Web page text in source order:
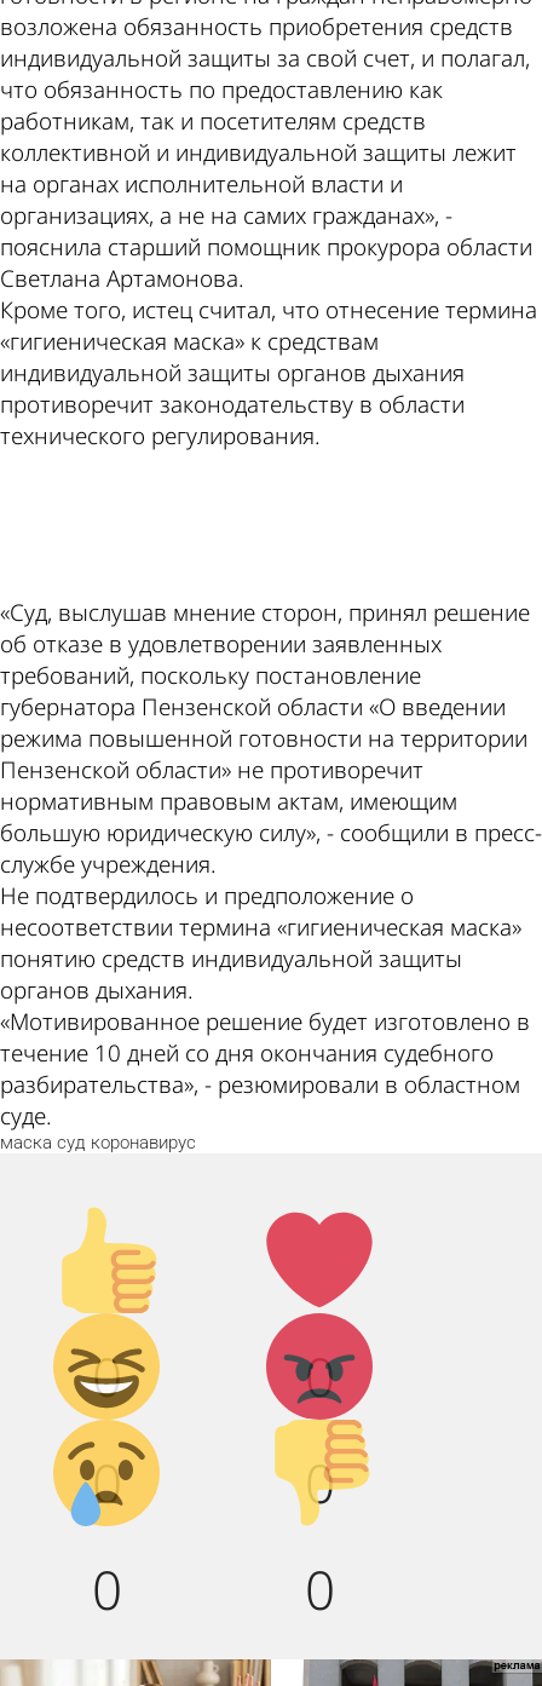
возложена обязанность приобретения средств
индивидуальной защиты за свой счет, и полагал,
что обязанность по предоставлению как
работникам, так и посетителям средств
коллективной и индивидуальной защиты лежит
на органах исполнительной власти и
организациях, а не на самих гражданах», -
пояснила старший помощник прокурора области
Светлана Артамонова.
Кроме того, истец считал, что отнесение термина
«гигиеническая маска» к средствам
индивидуальной защиты органов дыхания
противоречит законодательству в области
технического регулирования.
«Суд, выслушав мнение сторон, принял решение
об отказе в удовлетворении заявленных
требований, поскольку постановление
губернатора Пензенской области «О введении
режима повышенной готовности на территории
Пензенской области» не противоречит
нормативным правовым актам, имеющим
большую юридическую силу», - сообщили в пресс-
службе учреждения.
Не подтвердилось и предположение о
несоответствии термина «гигиеническая маска»
понятию средств индивидуальной защиты
органов дыхания.
«Мотивированное решение будет изготовлено в
течение 10 дней со дня окончания судебного
разбирательства», - резюмировали в областном
суде.
маска суд коронавирус
Палец
вверх!
0
Лайк!
0
Дикий
смех!
0
Агрессия!
0
Грусть :(
0
Палец
вниз!
0